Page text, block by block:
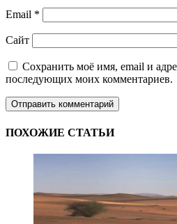
Email *
Сайт
Сохранить моё имя, email и
последующих моих комментариев.
ПОХОЖИЕ СТАТЬИ